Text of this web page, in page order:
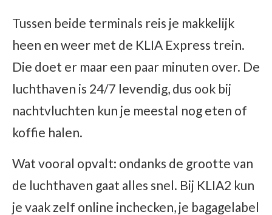
Tussen beide terminals reis je makkelijk
heen en weer met de KLIA Express trein.
Die doet er maar een paar minuten over. De
luchthaven is 24/7 levendig, dus ook bij
nachtvluchten kun je meestal nog eten of
koffie halen.
Wat vooral opvalt: ondanks de grootte van
de luchthaven gaat alles snel. Bij KLIA2 kun
je vaak zelf online inchecken, je bagagelabel